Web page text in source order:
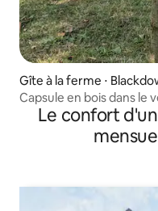
Gîte à la ferme ⋅
Capsule en bois dans le
Le confort